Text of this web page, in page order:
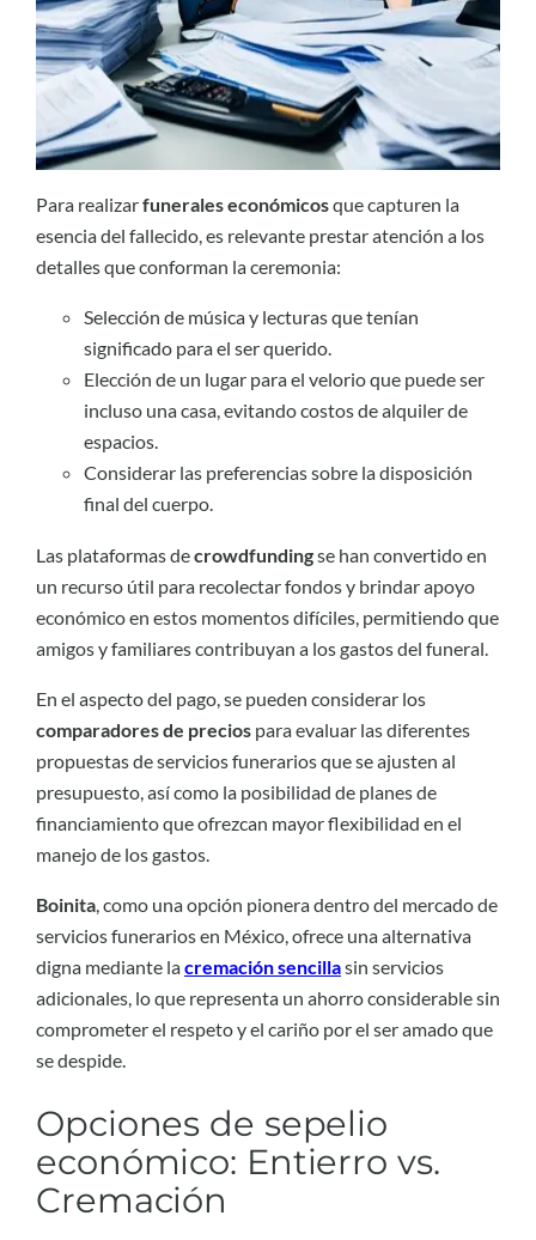
Para realizarfunerales económicosque capturen la
esencia del fallecido, es relevante prestar atención a los
detalles que conforman la ceremonia:
Selección de música y lecturas que tenían
significado para el ser querido.
Elección de un lugar para el velorio que puede ser
incluso una casa, evitando costos de alquiler de
espacios.
Considerar las preferencias sobre la disposición
final del cuerpo.
Las plataformas decrowdfundingse han convertido en
un recurso útil para recolectar fondos y brindar apoyo
económico en estos momentos difíciles, permitiendo que
amigos y familiares contribuyan a los gastos del funeral.
En el aspecto del pago, se pueden considerar los
comparadores de precios para evaluar las diferentes
propuestas de servicios funerarios que se ajusten al
presupuesto, así como la posibilidad de planes de
financiamiento que ofrezcan mayor flexibilidad en el
manejo de los gastos.
Boinita, como una opción pionera dentro del mercado de
servicios funerarios en México, ofrece una alternativa
digna mediante lacremación sencillasin servicios
adicionales, lo que representa un ahorro considerable sin
comprometer el respeto y el cariño por el ser amado que
se despide.
Opciones de sepelio
económico: Entierro vs.
Cremación